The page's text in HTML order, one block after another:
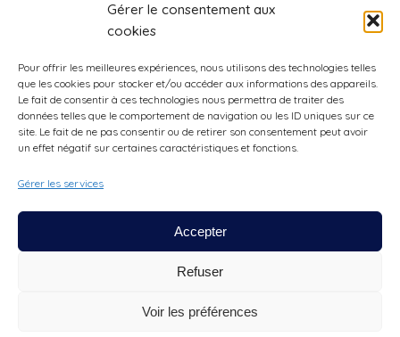
Gérer le consentement aux
cookies
Pour offrir les meilleures expériences, nous utilisons des technologies telles
que les cookies pour stocker et/ou accéder aux informations des appareils.
Le fait de consentir à ces technologies nous permettra de traiter des
données telles que le comportement de navigation ou les ID uniques sur ce
site. Le fait de ne pas consentir ou de retirer son consentement peut avoir
un effet négatif sur certaines caractéristiques et fonctions.
Gérer les services
Accepter
Refuser
Voir les préférences
01 34 86 41 33
Nos horaires
Lundis, mercredis, vendredis : 9h00 à
12h00 et 15h00 à 17h00
Copyright Mairie de Garancières tous droits réservés |